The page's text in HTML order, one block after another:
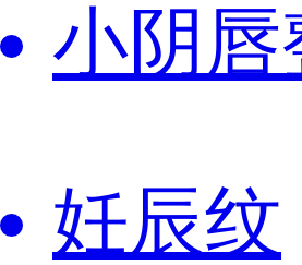
小阴唇
妊辰纹